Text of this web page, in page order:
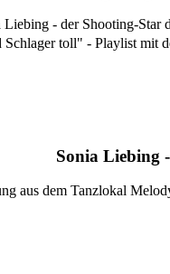
- der Shooting-Star
toll" - Playlist mit
Sonia Liebing
aus dem Tanzlokal